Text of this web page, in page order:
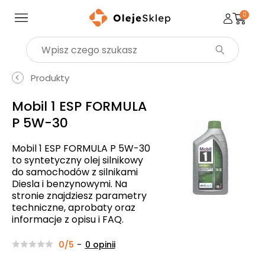
Wyszukaj produkt
0
Produkty
Mobil 1 ESP FORMULA
P 5W-30
Mobil 1 ESP FORMULA P 5W-30
to syntetyczny olej silnikowy
do samochodów z silnikami
Diesla i benzynowymi. Na
stronie znajdziesz parametry
techniczne, aprobaty oraz
informacje z opisu i FAQ.
0/5 - 0 opinii